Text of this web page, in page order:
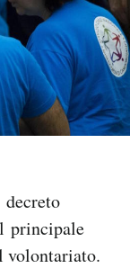
principale
volontariato.